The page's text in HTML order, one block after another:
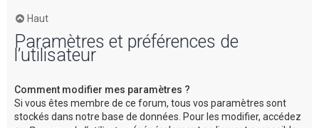
Haut
Paramètres et préférences de
l’utilisateur
Comment modifier mes paramètres ?
Si vous êtes membre de ce forum, tous vos paramètres sont
stockés dans notre base de données. Pour les modifier, accédez